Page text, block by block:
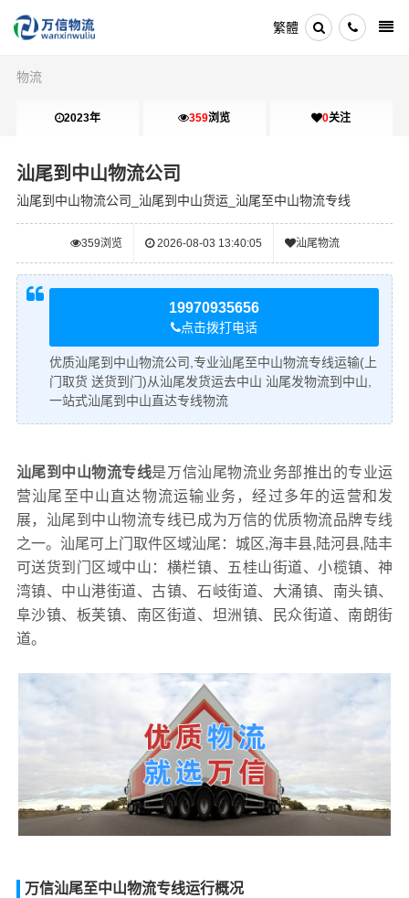
繁體
物流
2023年 359浏览 0关注
汕尾到中山物流公司
汕尾到中山物流公司_汕尾到中山货运_汕尾至中山物流专线
359浏览 2026-08-03 13:40:05 汕尾物流
19970935656
点击拨打电话
优质汕尾到中山物流公司,专业汕尾至中山物流专线运输(上
门取货 送货到门)从汕尾发货运去中山 汕尾发物流到中山,
一站式汕尾到中山直达专线物流
汕尾到中山物流专线是万信汕尾物流业务部推出的专业运
营汕尾至中山直达物流运输业务，经过多年的运营和发
展，汕尾到中山物流专线已成为万信的优质物流品牌专线
之一。汕尾可上门取件区域汕尾：城区,海丰县,陆河县,陆丰
可送货到门区域中山：横栏镇、五桂山街道、小榄镇、神
湾镇、中山港街道、古镇、石岐街道、大涌镇、南头镇、
阜沙镇、板芙镇、南区街道、坦洲镇、民众街道、南朗街
道。
万信汕尾至中山物流专线运行概况